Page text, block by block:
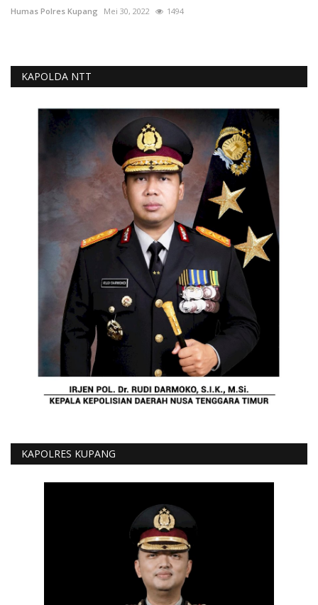
Humas Polres Kupang Mei 30, 2022 1494
KAPOLDA NTT
KAPOLRES KUPANG